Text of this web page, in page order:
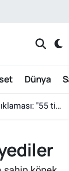
Dünya
rotalara yönlendirildi"